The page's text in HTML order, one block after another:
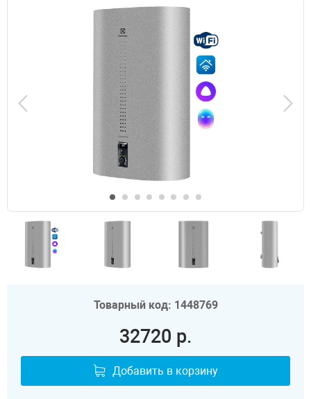
Товарный код: 1448769
32720 р.
Добавить в корзину